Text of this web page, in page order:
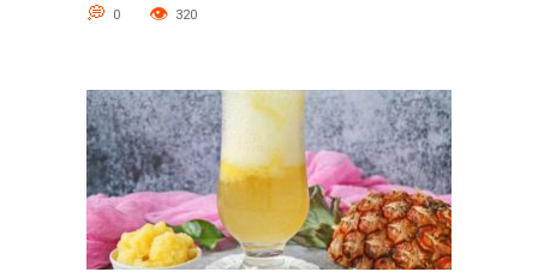
0 320